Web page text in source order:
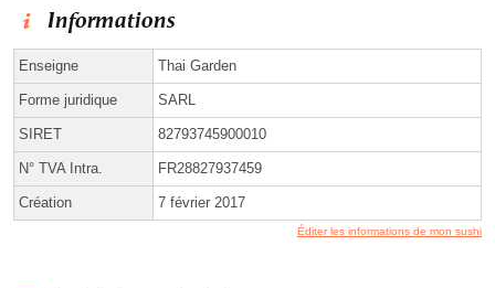
Informations
Enseigne Thai Garden
Forme juridique SARL
SIRET 82793745900010
N° TVA Intra. FR28827937459
Création 7 février 2017
Éditer les informations de mon sushi